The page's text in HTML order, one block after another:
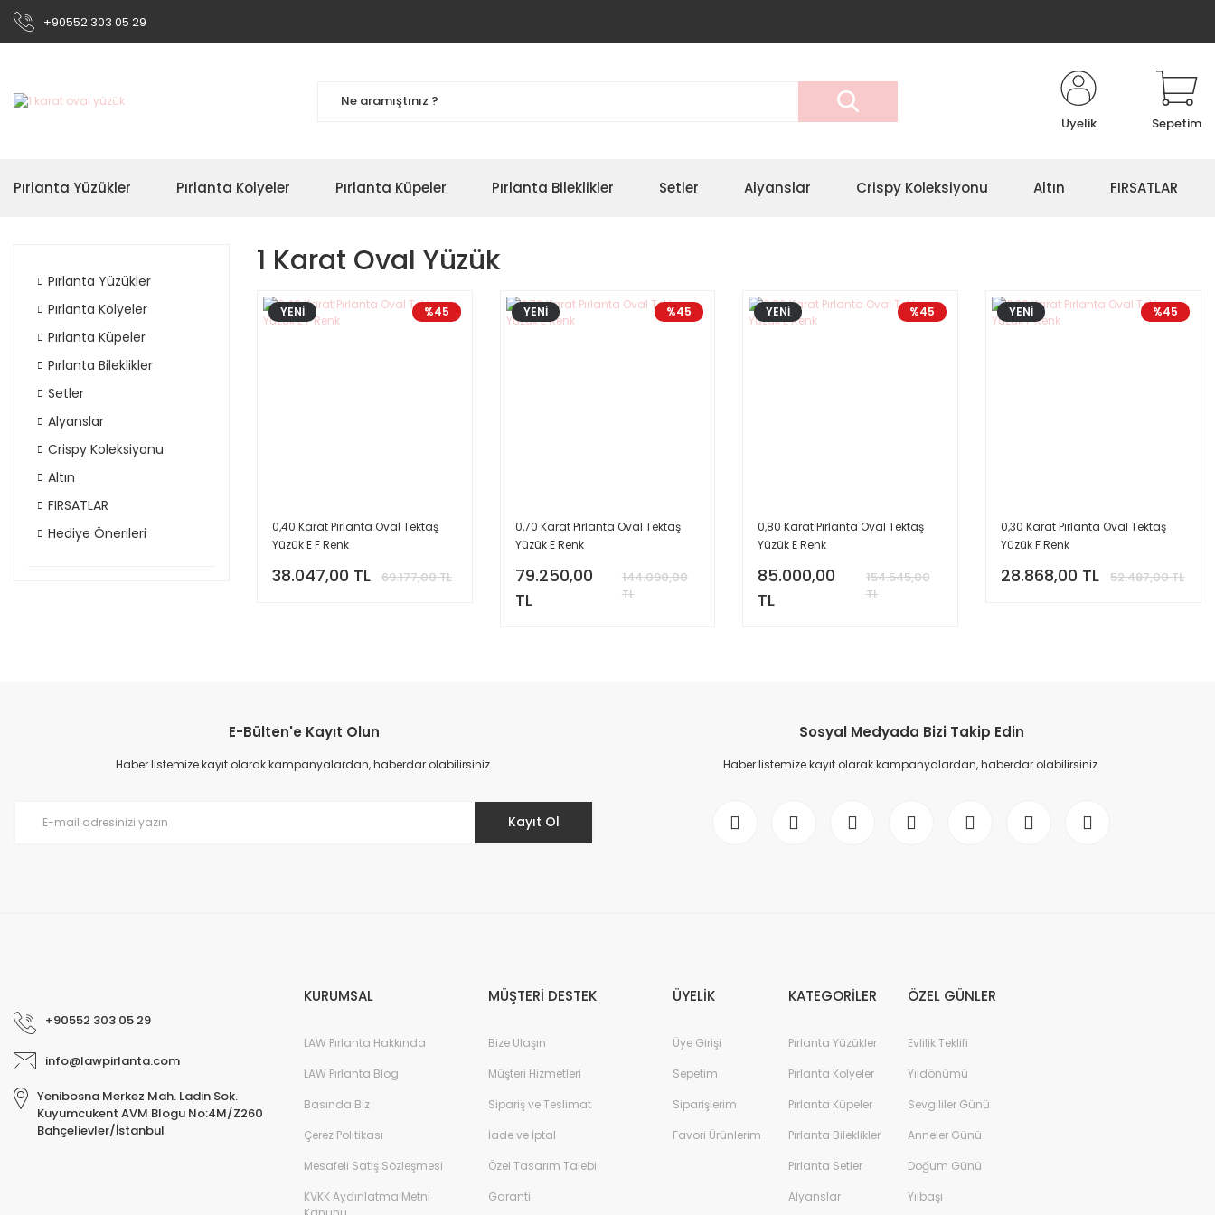
+90552 303 05 29
Üyelik Sepetim
Pırlanta Yüzükler Pırlanta Kolyeler Pırlanta Küpeler Pırlanta Bileklikler Setler Alyanslar Crispy Koleksiyonu Altın FIRSATLAR
Pırlanta Yüzükler
Pırlanta Kolyeler
Pırlanta Küpeler
Pırlanta Bileklikler
Setler
Alyanslar
Crispy Koleksiyonu
Altın
FIRSATLAR
Hediye Önerileri
1 Karat Oval Yüzük
%45
YENİ
0,40 Karat Pırlanta Oval Tektaş
Yüzük E F Renk
38.047,00 TL 69.177,00 TL
%45
YENİ
0,70 Karat Pırlanta Oval Tektaş
Yüzük E Renk
79.250,00
TL
144.090,00
TL
%45
YENİ
0,80 Karat Pırlanta Oval Tektaş
Yüzük E Renk
85.000,00
TL
154.545,00
TL
%45
YENİ
0,30 Karat Pırlanta Oval Tektaş
Yüzük F Renk
28.868,00 TL 52.487,00 TL
E-Bülten'e Kayıt Olun
Haber listemize kayıt olarak kampanyalardan, haberdar olabilirsiniz.
Kayıt Ol
Sosyal Medyada Bizi Takip Edin
Haber listemize kayıt olarak kampanyalardan, haberdar olabilirsiniz.
+90552 303 05 29
info@lawpirlanta.com
Yenibosna Merkez Mah. Ladin Sok.
Kuyumcukent AVM Blogu No:4M/Z260
Bahçelievler/İstanbul
KURUMSAL
LAW Pırlanta Hakkında
LAW Pırlanta Blog
Basında Biz
Çerez Politikası
Mesafeli Satış Sözleşmesi
KVKK Aydınlatma Metni
MÜŞTERİ DESTEK
Bize Ulaşın
Müşteri Hizmetleri
Sipariş ve Teslimat
İade ve İptal
Özel Tasarım Talebi
Garanti
ÜYELİK
Üye Girişi
Sepetim
Siparişlerim
Favori Ürünlerim
KATEGORİLER
Pırlanta Yüzükler
Pırlanta Kolyeler
Pırlanta Küpeler
Pırlanta Bileklikler
Pırlanta Setler
Alyanslar
ÖZEL GÜNLER
Evlilik Teklifi
Yıldönümü
Sevgililer Günü
Anneler Günü
Doğum Günü
Yılbaşı